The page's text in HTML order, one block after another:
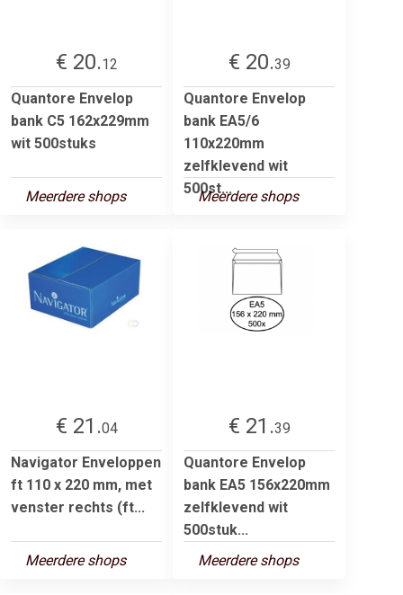
€ 20.12
Quantore Envelop
bank C5 162x229mm
wit 500stuks
Meerdere shops
€ 20.39
Quantore Envelop
bank EA5/6
110x220mm
zelfklevend wit
500st...
Meerdere shops
€ 21.04
Navigator Enveloppen
ft 110 x 220 mm, met
venster rechts (ft...
Meerdere shops
€ 21.39
Quantore Envelop
bank EA5 156x220mm
zelfklevend wit
500stuk...
Meerdere shops